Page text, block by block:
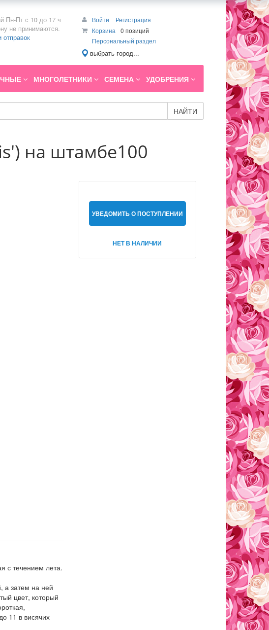
Пн-Пт с 10 до 17 ч
не принимаются.
отправок
Войти
Регистрация
Корзина
0 позиций
Персональный раздел
выбрать город...
МНОГОЛЕТНИКИ СЕМЕНА УДОБРЕНИЯ
НАЙТИ
на штамбе100
УВЕДОМИТЬ О ПОСТУПЛЕНИИ
НЕТ В НАЛИЧИИ
с течением лета.
а затем на ней
цвет, который
11 в висячих